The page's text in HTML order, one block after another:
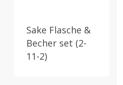
Sake Flasche &
Becher set (2-
11-2)